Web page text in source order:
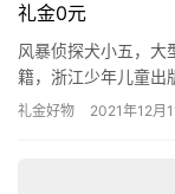
礼金0元
风暴侦探犬小五，大
籍，浙江少年儿童出
买 淘礼金0元
礼金好物 2021年12月